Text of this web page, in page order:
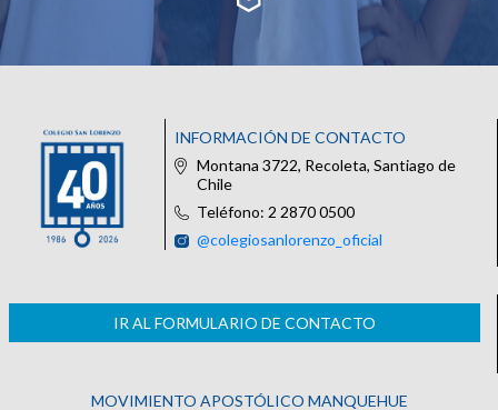
INFORMACIÓN DE CONTACTO
Montana 3722, Recoleta, Santiago de
Chile
Teléfono: 2 2870 0500
@colegiosanlorenzo_oficial
IR AL FORMULARIO DE CONTACTO
MOVIMIENTO APOSTÓLICO MANQUEHUE